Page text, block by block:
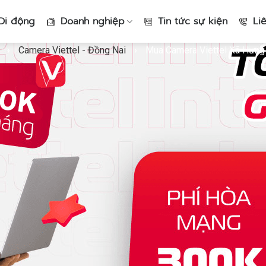
động Doanh nghiệp Tin tức sự kiện
Camera Viettel - Đồng Nai Mua Camera Viettel Xã